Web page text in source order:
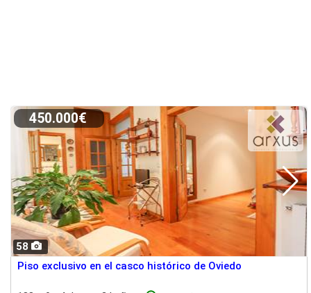
58
450.000€
Piso exclusivo en el casco histórico de Oviedo